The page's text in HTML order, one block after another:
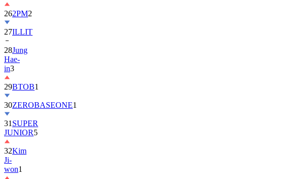
27ILLIT
28Jung
Hae-
in3
29BTOB
30ZEROBASEONE
31SUPER
JUNIOR
32Kim
Ji-
won1
33KiiiKiii